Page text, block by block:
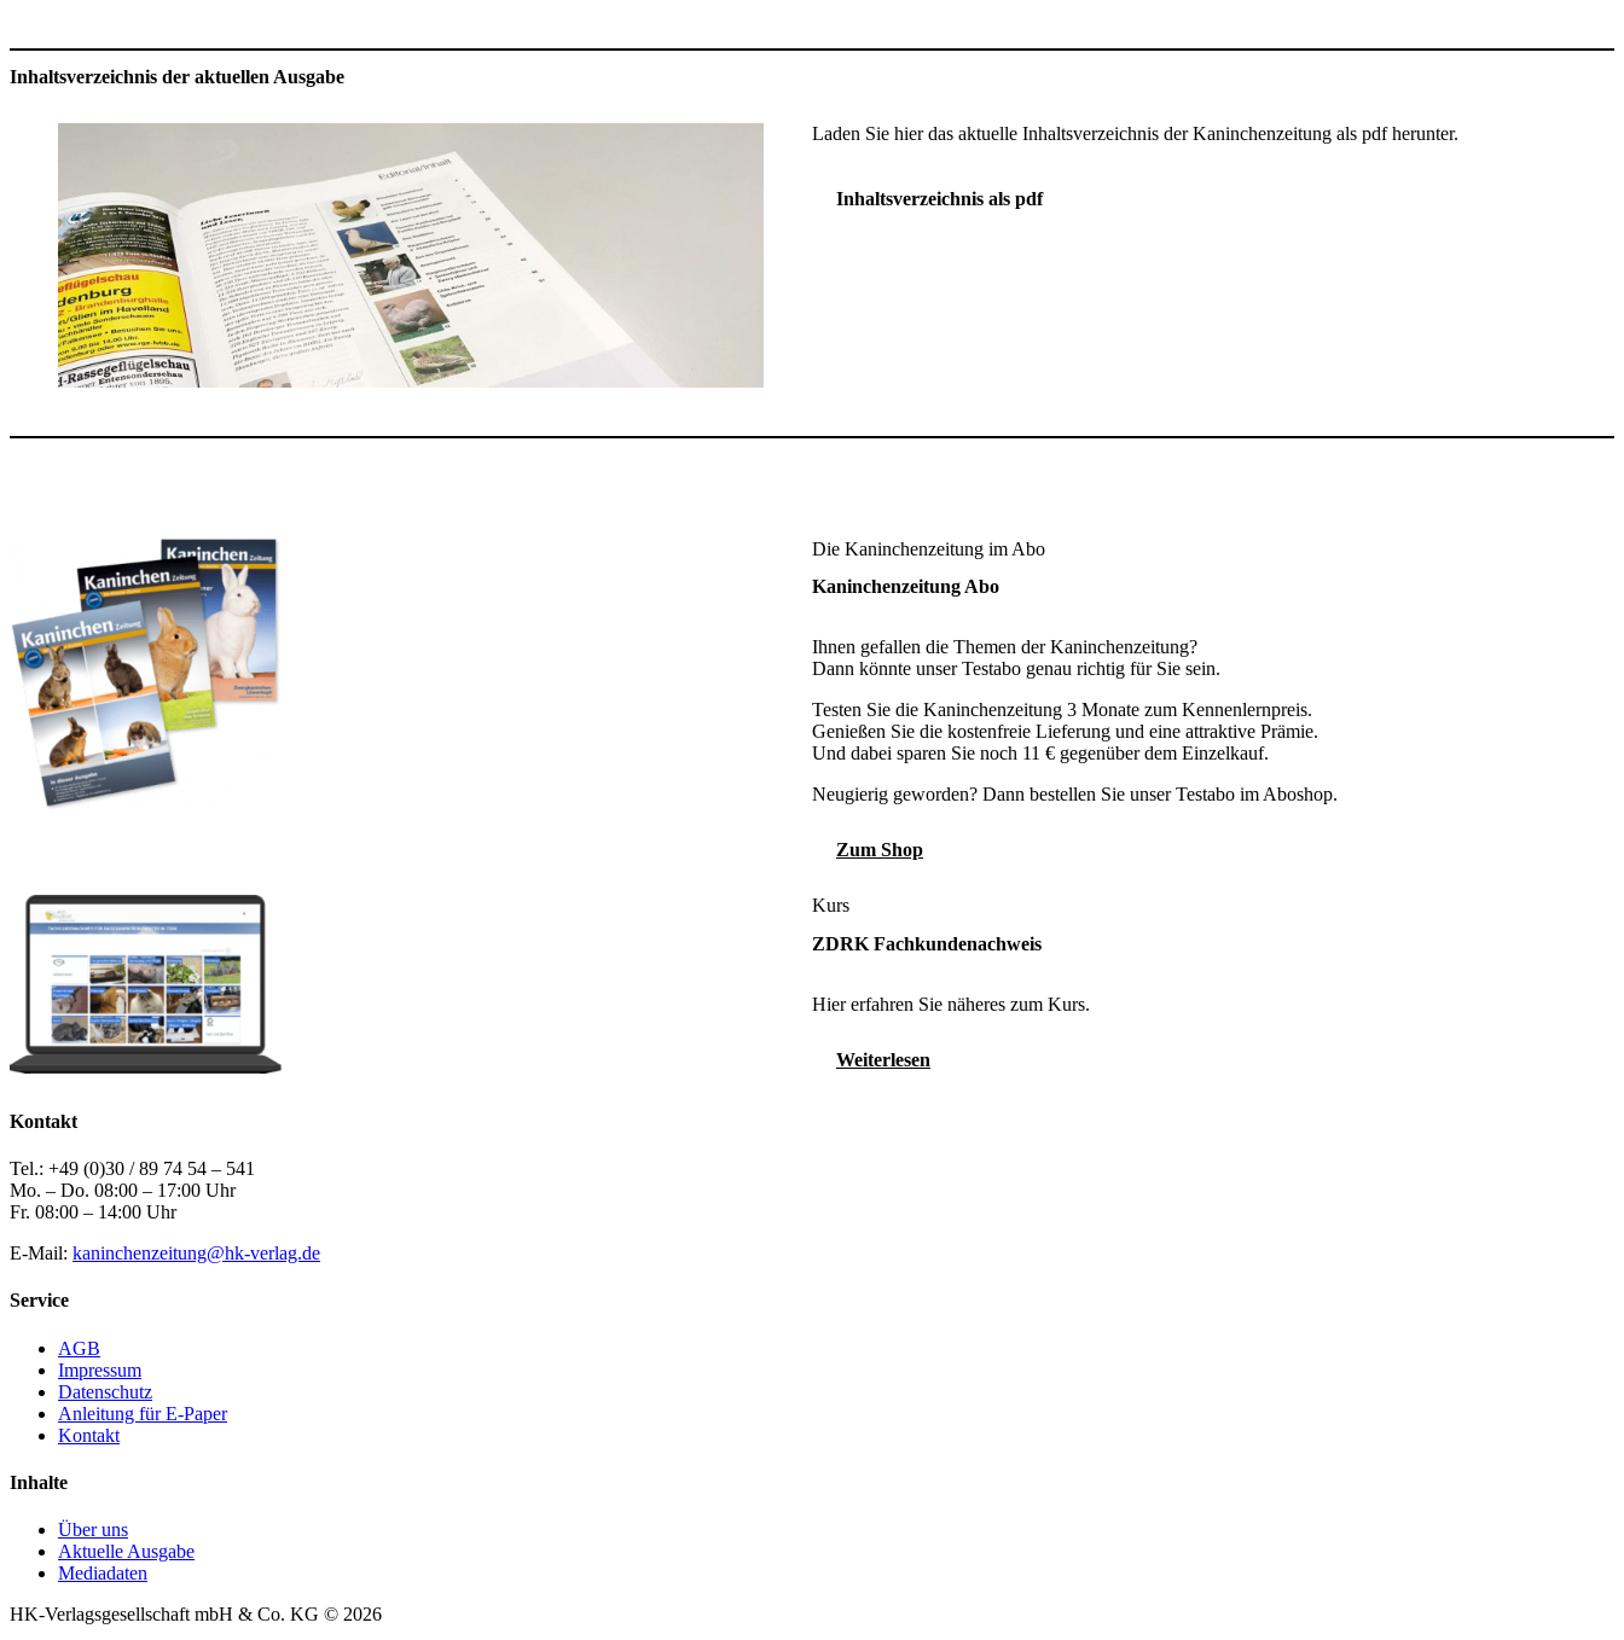
Inhaltsverzeichnis der aktuellen Ausgabe
Laden Sie hier das aktuelle Inhaltsverzeichnis der Kaninchenzeitung als pdf herunter.
Inhaltsverzeichnis als pdf
Die Kaninchenzeitung im Abo
Kaninchenzeitung Abo
Ihnen gefallen die Themen der Kaninchenzeitung?
Dann könnte unser Testabo genau richtig für Sie sein.
Testen Sie die Kaninchenzeitung 3 Monate zum Kennenlernpreis.
Genießen Sie die kostenfreie Lieferung und eine attraktive Prämie.
Und dabei sparen Sie noch 11 € gegenüber dem Einzelkauf.
Neugierig geworden? Dann bestellen Sie unser Testabo im Aboshop.
Zum Shop
Kurs
ZDRK Fachkundenachweis
Hier erfahren Sie näheres zum Kurs.
Weiterlesen
Kontakt
Tel.: +49 (0)30 / 89 74 54 – 541
Mo. – Do. 08:00 – 17:00 Uhr
Fr. 08:00 – 14:00 Uhr
E-Mail: kaninchenzeitung@hk-verlag.de
Service
AGB
Impressum
Datenschutz
Anleitung für E-Paper
Kontakt
Inhalte
Über uns
Aktuelle Ausgabe
Mediadaten
HK-Verlagsgesellschaft mbH & Co. KG © 2026